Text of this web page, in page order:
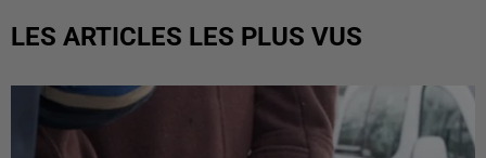
LES ARTICLES LES PLUS VUS